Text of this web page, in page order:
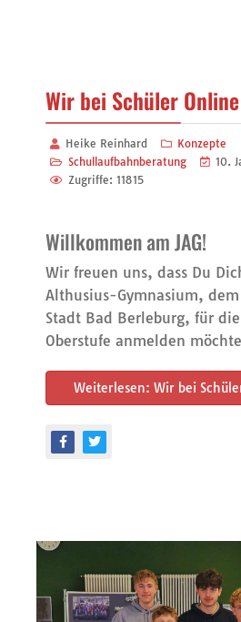
Wir bei Schüler Online
Heike Reinhard
Konzepte
Schullaufbahnberatung
10.
Zugriffe: 11815
Willkommen am JAG!
Wir freuen uns, dass Du
Althusius-Gymnasium,
Stadt Bad Berleburg, für
Oberstufe anmelden
Weiterlesen: Wir bei